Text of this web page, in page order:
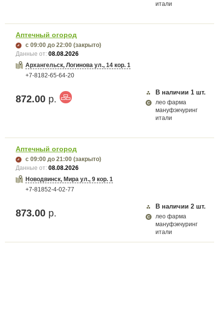
итали
Аптечный огород
с 09:00 до 22:00 (закрыто)
Данные от:08.08.2026
Архангельск, Логинова ул., 14 кор. 1
+7-8182-65-64-20
872.00 р.
В наличии 1 шт.
лео фарма
мануфэкчуринг
итали
Аптечный огород
с 09:00 до 21:00 (закрыто)
Данные от:08.08.2026
Новодвинск, Мира ул., 9 кор. 1
+7-81852-4-02-77
873.00 р.
В наличии 2 шт.
лео фарма
мануфэкчуринг
итали